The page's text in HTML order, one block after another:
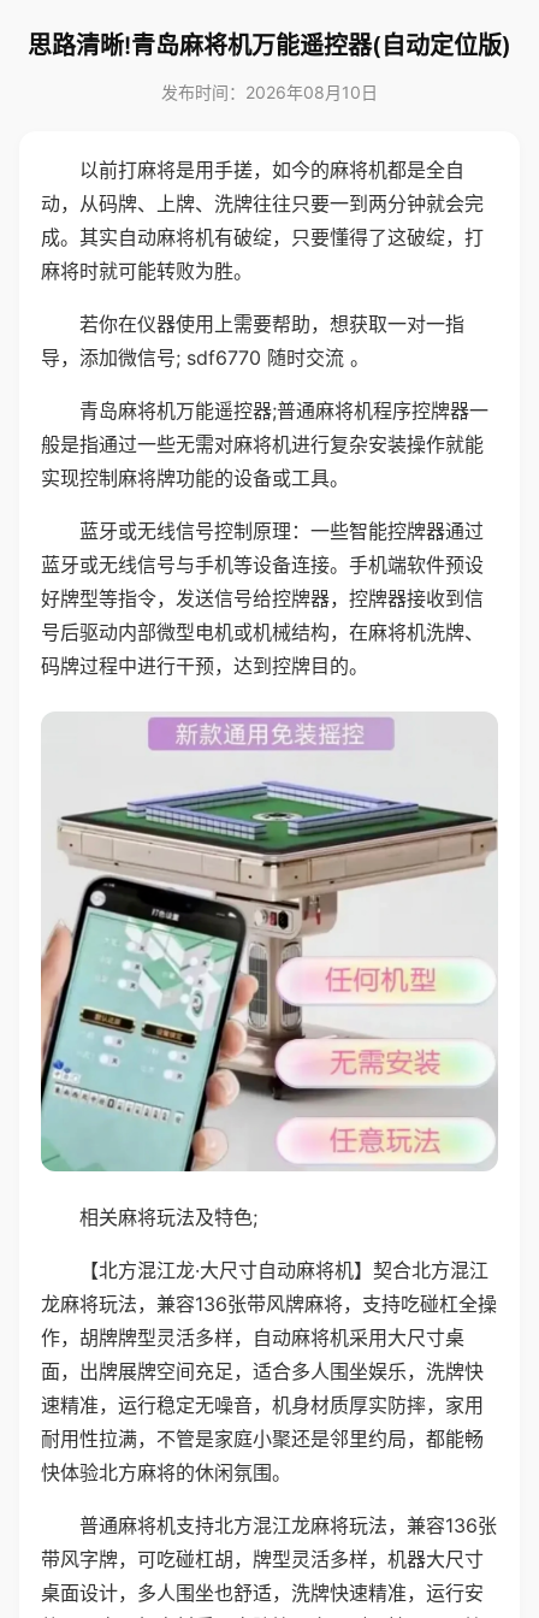
思路清晰!青岛麻将机万能遥控器(自动定位版)
发布时间：2026年08月10日
以前打麻将是用手搓，如今的麻将机都是全自
动，从码牌、上牌、洗牌往往只要一到两分钟就会完
成。其实自动麻将机有破绽，只要懂得了这破绽，打
麻将时就可能转败为胜。
若你在仪器使用上需要帮助，想获取一对一指
导，添加微信号; sdf6770 随时交流 。
青岛麻将机万能遥控器;普通麻将机程序控牌器一
般是指通过一些无需对麻将机进行复杂安装操作就能
实现控制麻将牌功能的设备或工具。
蓝牙或无线信号控制原理：一些智能控牌器通过
蓝牙或无线信号与手机等设备连接。手机端软件预设
好牌型等指令，发送信号给控牌器，控牌器接收到信
号后驱动内部微型电机或机械结构，在麻将机洗牌、
码牌过程中进行干预，达到控牌目的。
相关麻将玩法及特色;
【北方混江龙·大尺寸自动麻将机】契合北方混江
龙麻将玩法，兼容136张带风牌麻将，支持吃碰杠全操
作，胡牌牌型灵活多样，自动麻将机采用大尺寸桌
面，出牌展牌空间充足，适合多人围坐娱乐，洗牌快
速精准，运行稳定无噪音，机身材质厚实防摔，家用
耐用性拉满，不管是家庭小聚还是邻里约局，都能畅
快体验北方麻将的休闲氛围。
普通麻将机支持北方混江龙麻将玩法，兼容136张
带风字牌，可吃碰杠胡，牌型灵活多样，机器大尺寸
桌面设计，多人围坐也舒适，洗牌快速精准，运行安